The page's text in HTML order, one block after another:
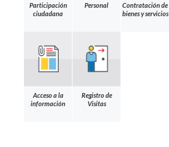
Participación
ciudadana
Personal
Contratación de
bienes y servicios
Acceso a la
información
Registro de
Visitas